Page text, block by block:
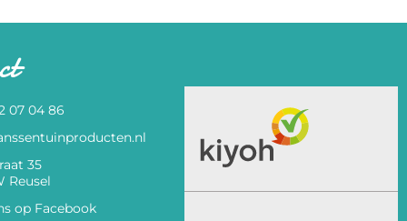
07 04 86
35
Reusel
op Facebook